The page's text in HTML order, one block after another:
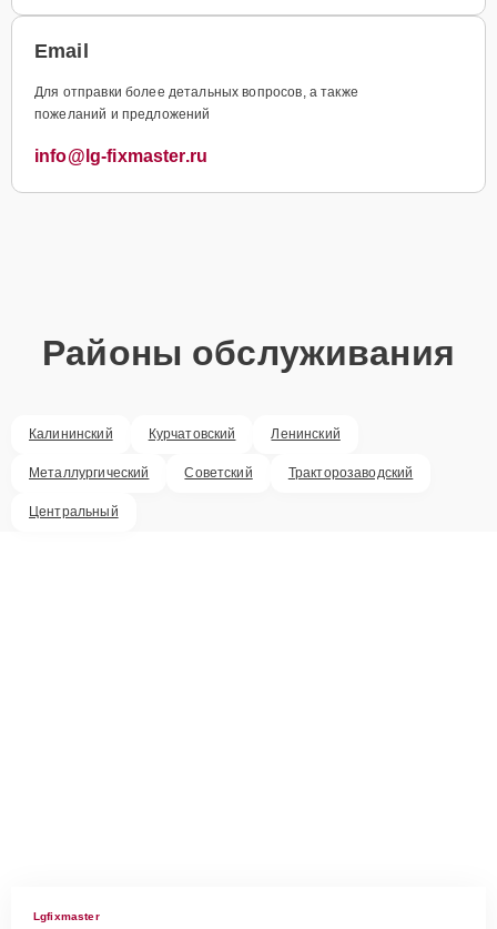
Email
Для отправки более детальных вопросов, а также
пожеланий и предложений
info@lg-fixmaster.ru
Районы обслуживания
Калининский Курчатовский Ленинский
Металлургический Советский Тракторозаводский
Центральный
Lgfixmaster